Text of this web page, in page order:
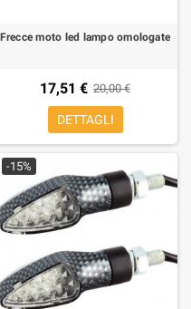
Frecce moto led lampo omologate
17,51 € 20,00 €
DETTAGLI
-15%